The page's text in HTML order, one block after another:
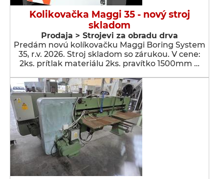
Kolikovačka Maggi 35 - nový stroj
skladom
Prodaja > Strojevi za obradu drva
Predám novú kolíkovačku Maggi Boring System
35, r.v. 2026. Stroj skladom so zárukou. V cene:
2ks. prítlak materiálu 2ks. pravítko 1500mm …